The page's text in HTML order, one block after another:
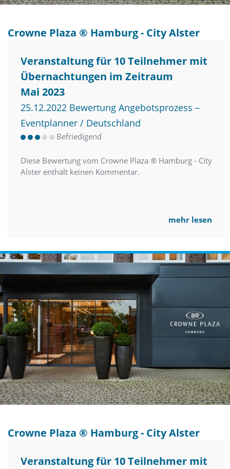
Crowne Plaza ® Hamburg - City Alster
Veranstaltung für 10 Teilnehmer mit
Übernachtungen im Zeitraum
Mai 2023
25.12.2022 Bewertung Angebotsprozess –
Eventplanner / Deutschland
Befriedigend
Diese Bewertung vom Crowne Plaza ® Hamburg - City
Alster enthält keinen Kommentar.
mehr lesen
Crowne Plaza ® Hamburg - City Alster
Veranstaltung für 10 Teilnehmer mit